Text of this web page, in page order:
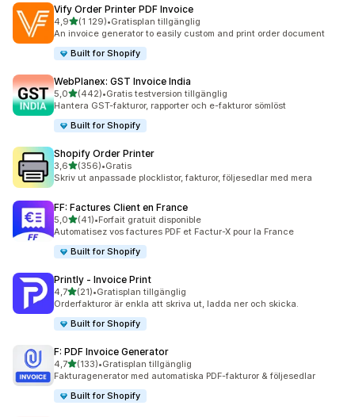
Vify Order Printer PDF Invoice
4,9av 5 stjärnor
(1 129)
1129 recensioner totalt
•Gratisplan tillgänglig
An invoice generator to easily custom and print order document
Built for Shopify
WebPlanex: GST Invoice India
5,0av 5 stjärnor
(442)
442 recensioner totalt
•Gratis testversion tillgänglig
Hantera GST-fakturor, rapporter och e-fakturor sömlöst
Built for Shopify
Shopify Order Printer
3,6av 5 stjärnor
(356)
356 recensioner totalt
•Gratis
Skriv ut anpassade plocklistor, fakturor, följesedlar med mera
FF: Factures Client en France
5,0av 5 stjärnor
(41)
41 recensioner totalt
•Forfait gratuit disponible
Automatisez vos factures PDF et Factur-X pour la France
Built for Shopify
Printly ‑ Invoice Print
4,7av 5 stjärnor
(21)
21 recensioner totalt
•Gratisplan tillgänglig
Orderfakturor är enkla att skriva ut, ladda ner och skicka.
Built for Shopify
F: PDF Invoice Generator
4,7av 5 stjärnor
(133)
133 recensioner totalt
•Gratisplan tillgänglig
Fakturagenerator med automatiska PDF-fakturor & följesedlar
Built for Shopify